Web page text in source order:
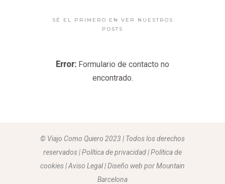
SÉ EL PRIMERO EN VER NUESTROS
POSTS
Error: Formulario de contacto no
encontrado.
© Viajo Como Quiero 2023 | Todos los derechos
reservados | Política de privacidad | Política de
cookies | Aviso Legal |Diseño web por Mountain
Barcelona